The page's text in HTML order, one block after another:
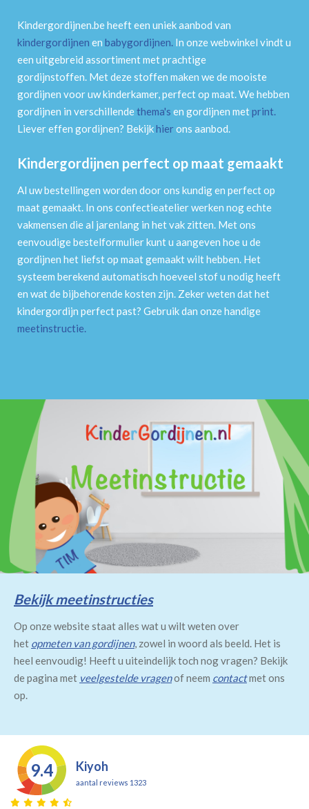
Kindergordijnen.be heeft een uniek aanbod van
kindergordijnen en babygordijnen. In onze webwinkel vindt u
een uitgebreid assortiment met prachtige
gordijnstoffen. Met deze stoffen maken we de mooiste
gordijnen voor uw kinderkamer, perfect op maat. We hebben
gordijnen in verschillendethema's en gordijnen metprint.
Liever effen gordijnen? Bekijkhierons aanbod.
Kindergordijnen perfect op maat gemaakt
Al uw bestellingen worden door ons kundig en perfect op
maat gemaakt. In ons confectieatelier werken nog echte
vakmensen die al jarenlang in het vak zitten. Met ons
eenvoudige bestelformulier kunt u aangeven hoe u de
gordijnen het liefst op maat gemaakt wilt hebben. Het
systeem berekend automatisch hoeveel stof u nodig heeft
en wat de bijbehorende kosten zijn. Zeker weten dat het
kindergordijn perfect past? Gebruik dan onze handige
meetinstructie.
Bekijk meetinstructies
Op onze website staat alles wat u wilt weten over
het opmeten van gordijnen, zowel in woord als beeld. Het is
heel eenvoudig! Heeft u uiteindelijk toch nog vragen? Bekijk
de pagina met veelgestelde vragenof neem contactmet ons
op.
9.4 Kiyoh
aantal reviews 1323